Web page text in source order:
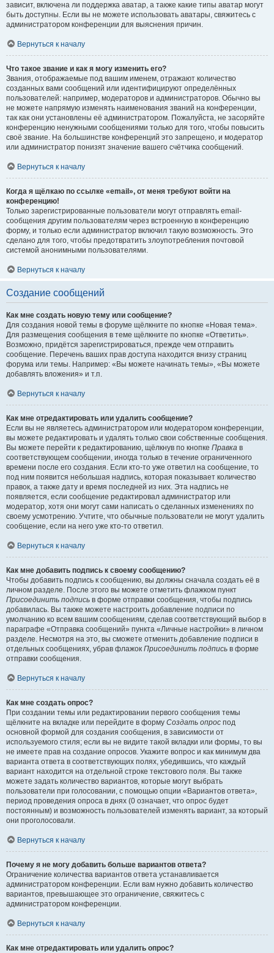
зависит, включена ли поддержка аватар, а также какие типы аватар могут
быть доступны. Если вы не можете использовать аватары, свяжитесь с
администратором конференции для выяснения причин.
Вернуться к началу
Что такое звание и как я могу изменить его?
Звания, отображаемые под вашим именем, отражают количество
созданных вами сообщений или идентифицируют определённых
пользователей: например, модераторов и администраторов. Обычно вы
не можете напрямую изменять наименования званий на конференции,
так как они установлены её администратором. Пожалуйста, не засоряйте
конференцию ненужными сообщениями только для того, чтобы повысить
своё звание. На большинстве конференций это запрещено, и модератор
или администратор понизят значение вашего счётчика сообщений.
Вернуться к началу
Когда я щёлкаю по ссылке «email», от меня требуют войти на
конференцию!
Только зарегистрированные пользователи могут отправлять email-
сообщения другим пользователям через встроенную в конференцию
форму, и только если администратор включил такую возможность. Это
сделано для того, чтобы предотвратить злоупотребления почтовой
системой анонимными пользователями.
Вернуться к началу
Создание сообщений
Как мне создать новую тему или сообщение?
Для создания новой темы в форуме щёлкните по кнопке «Новая тема».
Для размещения сообщения в теме щёлкните по кнопке «Ответить».
Возможно, придётся зарегистрироваться, прежде чем отправить
сообщение. Перечень ваших прав доступа находится внизу страниц
форума или темы. Например: «Вы можете начинать темы», «Вы можете
добавлять вложения» и т.п.
Вернуться к началу
Как мне отредактировать или удалить сообщение?
Если вы не являетесь администратором или модератором конференции,
вы можете редактировать и удалять только свои собственные сообщения.
Вы можете перейти к редактированию, щёлкнув по кнопке Правка в
соответствующем сообщении, иногда только в течение ограниченного
времени после его создания. Если кто-то уже ответил на сообщение, то
под ним появится небольшая надпись, которая показывает количество
правок, а также дату и время последней из них. Эта надпись не
появляется, если сообщение редактировал администратор или
модератор, хотя они могут сами написать о сделанных изменениях по
своему усмотрению. Учтите, что обычные пользователи не могут удалить
сообщение, если на него уже кто-то ответил.
Вернуться к началу
Как мне добавить подпись к своему сообщению?
Чтобы добавить подпись к сообщению, вы должны сначала создать её в
личном разделе. После этого вы можете отметить флажком пункт
Присоединить подпись в форме отправки сообщения, чтобы подпись
добавилась. Вы также можете настроить добавление подписи по
умолчанию ко всем вашим сообщениям, сделав соответствующий выбор в
параграфе «Отправка сообщений» пункта «Личные настройки» в личном
разделе. Несмотря на это, вы сможете отменить добавление подписи в
отдельных сообщениях, убрав флажок Присоединить подпись в форме
отправки сообщения.
Вернуться к началу
Как мне создать опрос?
При создании темы или редактировании первого сообщения темы
щёлкните на вкладке или перейдите в форму Создать опрос под
основной формой для создания сообщения, в зависимости от
используемого стиля; если вы не видите такой вкладки или формы, то вы
не имеете прав на создание опросов. Укажите вопрос и как минимум два
варианта ответа в соответствующих полях, убедившись, что каждый
вариант находится на отдельной строке текстового поля. Вы также
можете задать количество вариантов, которые могут выбрать
пользователи при голосовании, с помощью опции «Вариантов ответа»,
период проведения опроса в днях (0 означает, что опрос будет
постоянным) и возможность пользователей изменять вариант, за который
они проголосовали.
Вернуться к началу
Почему я не могу добавить больше вариантов ответа?
Ограничение количества вариантов ответа устанавливается
администратором конференции. Если вам нужно добавить количество
вариантов, превышающее это ограничение, свяжитесь с
администратором конференции.
Вернуться к началу
Как мне отредактировать или удалить опрос?